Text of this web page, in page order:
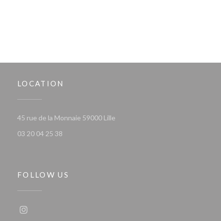
LOCATION
45 rue de la Monnaie 59000 Lille
03 20 04 25 38
FOLLOW US